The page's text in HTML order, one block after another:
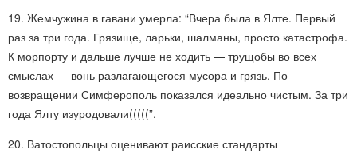
19. Жемчужина в гавани умерла: “Вчера была в Ялте. Первый
раз за три года. Грязище, ларьки, шалманы, просто катастрофа.
К морпорту и дальше лучше не ходить — трущобы во всех
смыслах — вонь разлагающегося мусора и грязь. По
возвращении Симферополь показался идеально чистым. За три
года Ялту изуродовали(((((”.
20. Ватостопольцы оценивают раисские стандарты